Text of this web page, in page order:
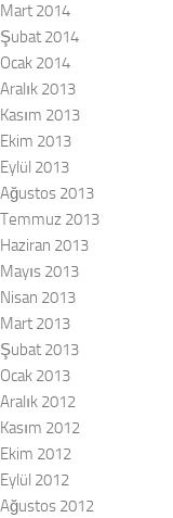
Mart 2014
Şubat 2014
Ocak 2014
Aralık 2013
Kasım 2013
Ekim 2013
Eylül 2013
Ağustos 2013
Temmuz 2013
Haziran 2013
Mayıs 2013
Nisan 2013
Mart 2013
Şubat 2013
Ocak 2013
Aralık 2012
Kasım 2012
Ekim 2012
Eylül 2012
Ağustos 2012